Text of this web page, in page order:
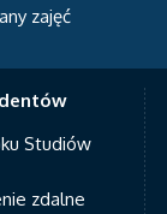
rekrutacyjny
Studiów
zdalne